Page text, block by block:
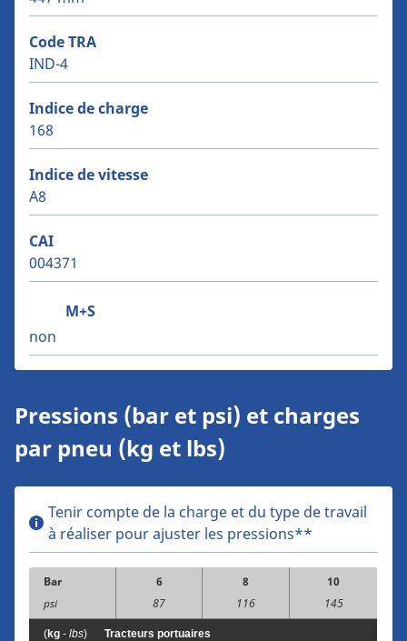
Code TRA
IND-4
Indice de charge
168
Indice de vitesse
A8
CAI
004371
M+S
non
Pressions (bar et psi) et charges
par pneu (kg et lbs)
Tenir compte de la charge et du type de travail
à réaliser pour ajuster les pressions**
Bar
psi
6
87
8
116
10
145
(kg - lbs) Tracteurs portuaires